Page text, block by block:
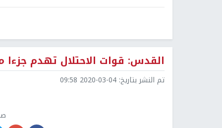
القدس: قوات الاحتلال تهدم
تم النشر بتاريخ: 2020-03-04 09:58